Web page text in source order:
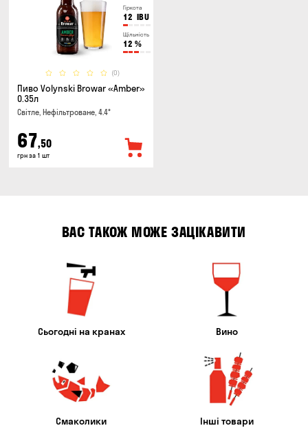
Гіркота
12 IBU
Щільність
12 %
(0)
Пиво Volynski Browar «Amber»
0.35л
Світле, Нефільтроване, 4.4°
67,50
грн за 1 шт
ВАС ТАКОЖ МОЖЕ ЗАЦІКАВИТИ
Сьогодні на кранах Вино
Смаколики Інші товари